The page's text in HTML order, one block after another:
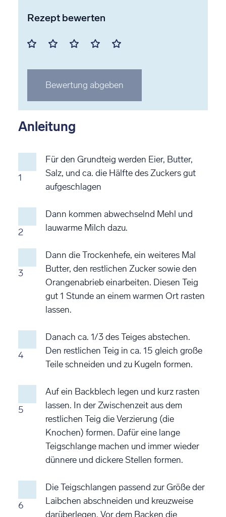
Rezept bewerten
Mit
Stern
bewerten
Mit
Stern
bewerten
Mit
Stern
bewerten
Mit
Stern
bewerten
Mit
Stern
bewerten
Bewertung abgeben
Anleitung
1
Für den Grundteig werden Eier, Butter,
Salz, und ca. die Hälfte des Zuckers gut
aufgeschlagen
2
Dann kommen abwechselnd Mehl und
lauwarme Milch dazu.
3
Dann die Trockenhefe, ein weiteres Mal
Butter, den restlichen Zucker sowie den
Orangenabrieb einarbeiten. Diesen Teig
gut 1 Stunde an einem warmen Ort rasten
lassen.
4
Danach ca. 1/3 des Teiges abstechen.
Den restlichen Teig in ca. 15 gleich große
Teile schneiden und zu Kugeln formen.
5
Auf ein Backblech legen und kurz rasten
lassen. In der Zwischenzeit aus dem
restlichen Teig die Verzierung (die
Knochen) formen. Dafür eine lange
Teigschlange machen und immer wieder
dünnere und dickere Stellen formen.
6
Die Teigschlangen passend zur Größe der
Laibchen abschneiden und kreuzweise
darüberlegen. Vor dem Backen die